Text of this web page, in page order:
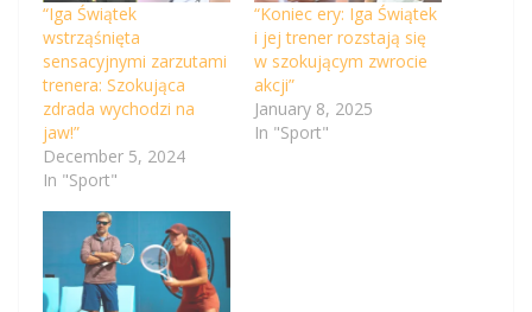
“Iga Świątek
wstrząśnięta
sensacyjnymi zarzutami
trenera: Szokująca
zdrada wychodzi na
jaw!”
December 5, 2024
In "Sport"
“Koniec ery: Iga Świątek
i jej trener rozstają się
w szokującym zwrocie
akcji”
January 8, 2025
In "Sport"